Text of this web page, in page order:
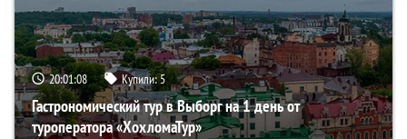
20:01:06 Купили:5
Гастрономический тур в Выборг на 1 день от
туроператора «ХохломаТур»